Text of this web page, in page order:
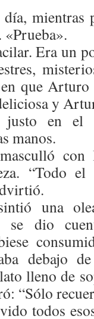
mientras
Era un
que Arturo
y
justo en el
manos.
“Todo el
una
se dio
debajo
lleno de
“Sólo
todos